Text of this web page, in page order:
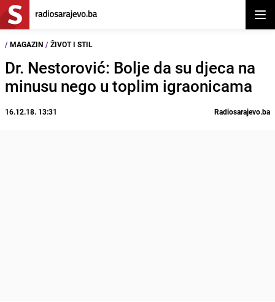
/ MAGAZIN / ŽIVOT I STIL
Dr. Nestorović: Bolje da su djeca na
minusu nego u toplim igraonicama
16.12.18. 13:31 Radiosarajevo.ba